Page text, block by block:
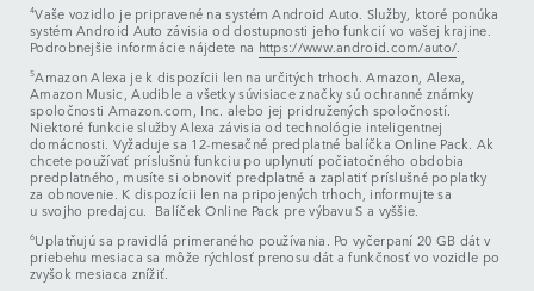
4Vaše vozidlo je pripravené na systém Android Auto. Služby, ktoré ponúka
systém Android Auto závisia od dostupnosti jeho funkcií vo vašej krajine.
Podrobnejšie informácie nájdete na https://www.android.com/auto/.
5Amazon Alexa je k dispozícii len na určitých trhoch. Amazon, Alexa,
Amazon Music, Audible a všetky súvisiace značky sú ochranné známky
spoločnosti Amazon.com, Inc. alebo jej pridružených spoločností.
Niektoré funkcie služby Alexa závisia od technológie inteligentnej
domácnosti. Vyžaduje sa 12-mesačné predplatné balíčka Online Pack. Ak
chcete používať príslušnú funkciu po uplynutí počiatočného obdobia
predplatného, musíte si obnoviť predplatné a zaplatiť príslušné poplatky
za obnovenie. K dispozícii len na pripojených trhoch, informujte sa
u svojho predajcu. Balíček Online Pack pre výbavu S a vyššie.
6Uplatňujú sa pravidlá primeraného používania. Po vyčerpaní 20 GB dát v
priebehu mesiaca sa môže rýchlosť prenosu dát a funkčnosť vo vozidle po
zvyšok mesiaca znížiť.